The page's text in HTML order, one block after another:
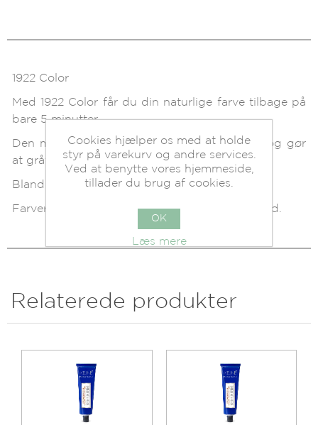
1922 Color
Med 1922 Color får du din naturlige farve tilbage på
bare 5 minutter.
Den milde formel af kokosolie virker hurtigt og gør
at gråt hår forsvinder på en naturlig måde.
Blandes med 1922 Color Activator.
Farverne kan også bruges til at farve skæg med.
Relaterede produkter
Cookies hjælper os med at holde
styr på varekurv og andre services.
Ved at benytte vores hjemmeside,
tillader du brug af cookies.
OK
Læs mere